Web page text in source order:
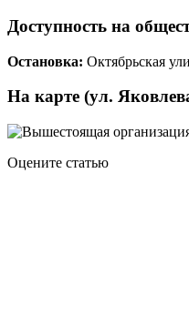
Доступность на
Остановка: Октябрьская
На карте (ул.
Оцените статью